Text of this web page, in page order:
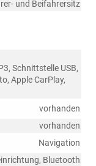
und Beifahrersitz
Schnittstelle USB,
Apple CarPlay,
vorhanden
vorhanden
Navigation
Bluetooth